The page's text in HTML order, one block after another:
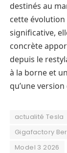
destinés au
cette évolution
significative,
concrète
depuis le
à la borne et
qu’une
actualité Tesla
Gigafactory
Model 3 2026